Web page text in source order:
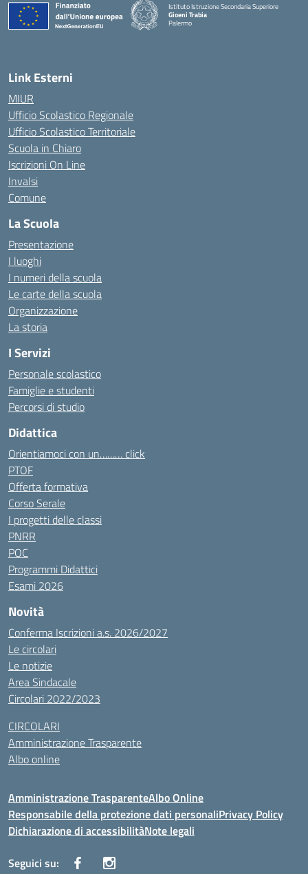
Istituto Istruzione Secondaria Superiore
Gioeni Trabia
Palermo
Link Esterni
MIUR
Ufficio Scolastico Regionale
Ufficio Scolastico Territoriale
Scuola in Chiaro
Iscrizioni On Line
Invalsi
Comune
La Scuola
Presentazione
I luoghi
I numeri della scuola
Le carte della scuola
Organizzazione
La storia
I Servizi
Personale scolastico
Famiglie e studenti
Percorsi di studio
Didattica
Orientiamoci con un……… click
PTOF
Offerta formativa
Corso Serale
I progetti delle classi
PNRR
POC
Programmi Didattici
Esami 2026
Novità
Conferma Iscrizioni a.s. 2026/2027
Le circolari
Le notizie
Area Sindacale
Circolari 2022/2023
CIRCOLARI
Amministrazione Trasparente
Albo online
Amministrazione TrasparenteAlbo Online
Responsabile della protezione dati personaliPrivacy Policy
Dichiarazione di accessibilitàNote legali
Seguici su: